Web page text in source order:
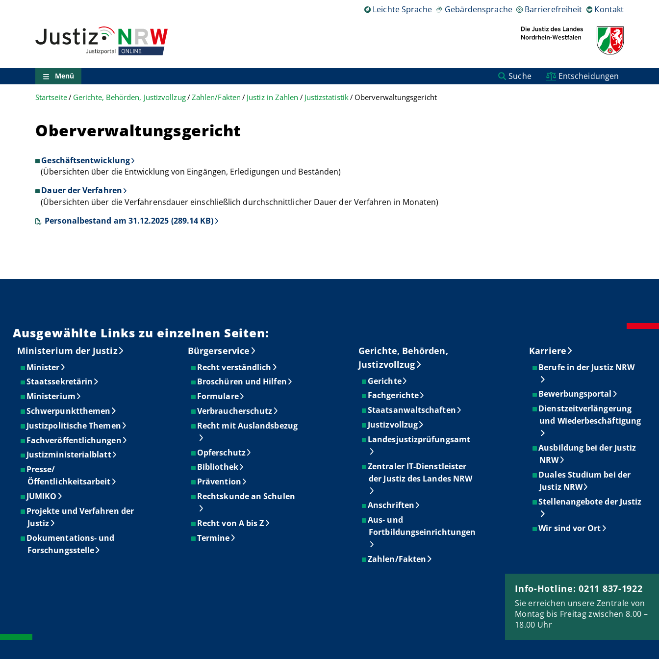
technischen
Suche
Entscheidungssuche
Zum
ausgewählten
einzelnen
Seiten
Leichte Sprache Gebärdensprache Barrierefreiheit Kontakt
Menü Suche Entscheidungen
Startseite Gerichte, Behörden, Justizvollzug Zahlen/Fakten Justiz in Zahlen Justizstatistik Oberverwaltungsgericht
Oberverwaltungsgericht
Geschäftsentwicklung
(Übersichten über die Entwicklung von Eingängen, Erledigungen und Beständen)
Dauer der Verfahren
(Übersichten über die Verfahrensdauer einschließlich durchschnittlicher Dauer der Verfahren in Monaten)
Personalbestand am 31.12.2025 (289.14 KB)
Ausgewählte Links zu einzelnen Seiten:
Ministerium der Justiz
Minister
Staatssekretärin
Ministerium
Schwerpunktthemen
Justizpolitische Themen
Fachveröffentlichungen
Justizministerialblatt
Presse/
Öffentlichkeitsarbeit
JUMIKO
Projekte und Verfahren der
Justiz
Dokumentations- und
Forschungsstelle
Bürgerservice
Recht verständlich
Broschüren und Hilfen
Formulare
Verbraucherschutz
Recht mit Auslandsbezug
Opferschutz
Bibliothek
Prävention
Rechtskunde an Schulen
Recht von A bis Z
Termine
Gerichte, Behörden,
Justizvollzug
Gerichte
Fachgerichte
Staatsanwaltschaften
Justizvollzug
Landesjustizprüfungsamt
Zentraler IT-Dienstleister
der Justiz des Landes NRW
Anschriften
Aus- und
Fortbildungseinrichtungen
Zahlen/Fakten
Karriere
Berufe in der Justiz NRW
Bewerbungsportal
Dienstzeitverlängerung
und Wiederbeschäftigung
Ausbildung bei der Justiz
NRW
Duales Studium bei der
Justiz NRW
Stellenangebote der Justiz
Wir sind vor Ort
Info-Hotline: 0211 837-1922
Sie erreichen unsere Zentrale von
Montag bis Freitag zwischen 8.00 –
18.00 Uhr